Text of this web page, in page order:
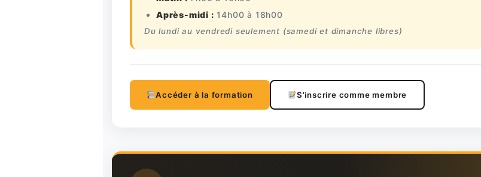
Après-midi : 14h00 à 18h00
Du lundi au vendredi seulement (samedi et dimanche libres)
Accéder à la formation S'inscrire comme membre